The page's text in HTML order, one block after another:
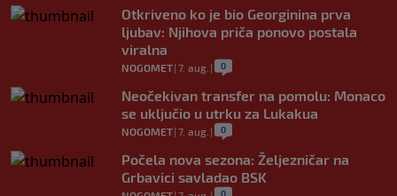
Otkriveno ko je bio Georginina prva
ljubav: Njihova priča ponovo postala
viralna
NOGOMET| 7. aug. | 0
Neočekivan transfer na pomolu: Monaco
se uključio u utrku za Lukakua
NOGOMET| 7. aug. | 0
Počela nova sezona: Željezničar na
Grbavici savladao BSK
0